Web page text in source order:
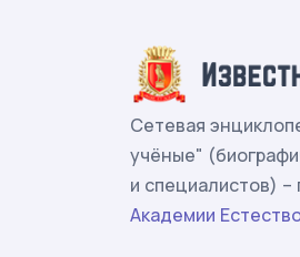
Сетевая
учёные"
и специалистов) –
Академии